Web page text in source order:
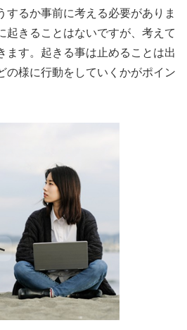
するか事前に考える必要がありま
起きることはないですが、考えて
ます。起きる事は止めることは出
の様に行動をしていくかがポイン